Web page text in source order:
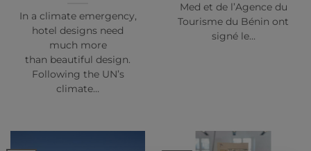
In a climate emergency,
hotel designs need
much more
than beautiful design.
Following the UN’s
climate…
Med et de l’Agence du
Tourisme du Bénin ont
signé le…